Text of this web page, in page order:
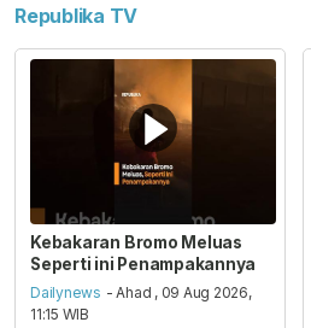
Republika TV
Kebakaran Bromo Meluas
Seperti ini Penampakannya
Dailynews - Ahad , 09 Aug 2026,
11:15 WIB